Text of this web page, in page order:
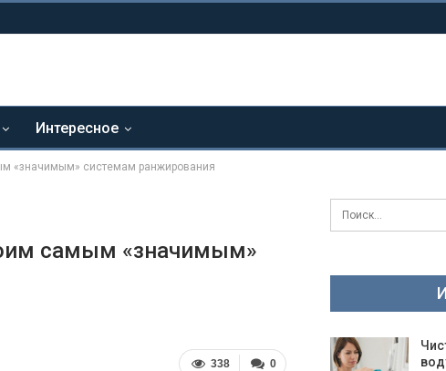
Интересное
«значимым» системам ранжирования
самым «значимым»
0
338